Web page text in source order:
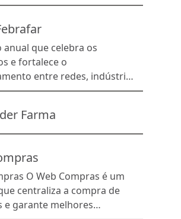
das redes associadas
Associativismo, em São
consolidou-se como
fóruns […]
anual que celebra os
e fortalece o
entre redes, indústria
do setor. Conexão,
do associativismo
Farma
O Web Compras é um
centraliza a compra de
e garante melhores